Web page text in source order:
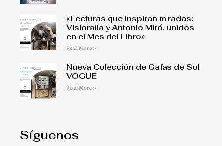
«Lecturas que inspiran miradas:
Visioralia y Antonio Miró, unidos
en el Mes del Libro»
Read More »
Nueva Colección de Gafas de Sol
VOGUE
Read More »
Síguenos